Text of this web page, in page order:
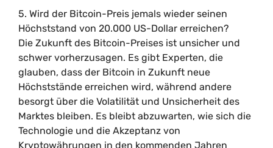
5. Wird der Bitcoin-Preis jemals wieder seinen
Höchststand von 20.000 US-Dollar erreichen?
Die Zukunft des Bitcoin-Preises ist unsicher und
schwer vorherzusagen. Es gibt Experten, die
glauben, dass der Bitcoin in Zukunft neue
Höchststände erreichen wird, während andere
besorgt über die Volatilität und Unsicherheit des
Marktes bleiben. Es bleibt abzuwarten, wie sich die
Technologie und die Akzeptanz von
Kryptowährungen in den kommenden Jahren